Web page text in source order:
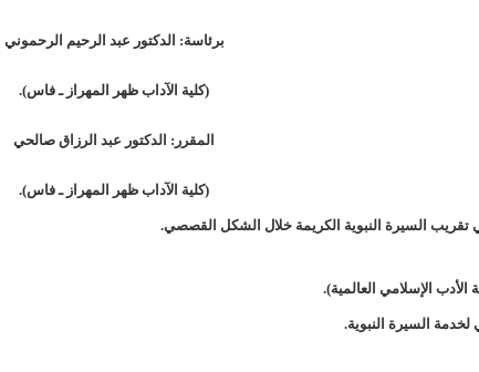
برئاسة: الدكتور عبد الرحيم الرحموني
(كلية الآداب ظهر المهراز ـ فاس).
المقرر: الدكتور عبد الرزاق صالحي
(كلية الآداب ظهر المهراز ـ فاس).
تقريب السيرة النبوية الكريمة خلال الشكل القصصي.
الأدب الإسلامي العالمية).
السيرة النبوية.